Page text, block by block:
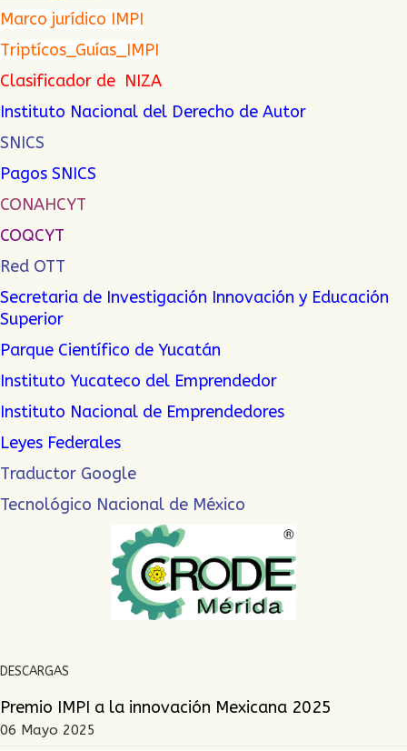
Marco jurídico IMPI
Triptícos_Guías_IMPI
Clasificador de NIZA
Instituto Nacional del Derecho de Autor
SNICS
Pagos SNICS
CONAHCYT
COQCYT
Red OTT
Secretaria de Investigación Innovación y Educación
Superior
Parque Científico de Yucatán
Instituto Yucateco del Emprendedor
Instituto Nacional de Emprendedores
Leyes Federales
Traductor Google
Tecnológico Nacional de México
DESCARGAS
Premio IMPI a la innovación Mexicana 2025
06 Mayo 2025